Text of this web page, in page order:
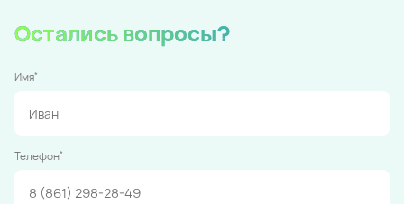
Остались вопросы?
Имя*
Телефон*